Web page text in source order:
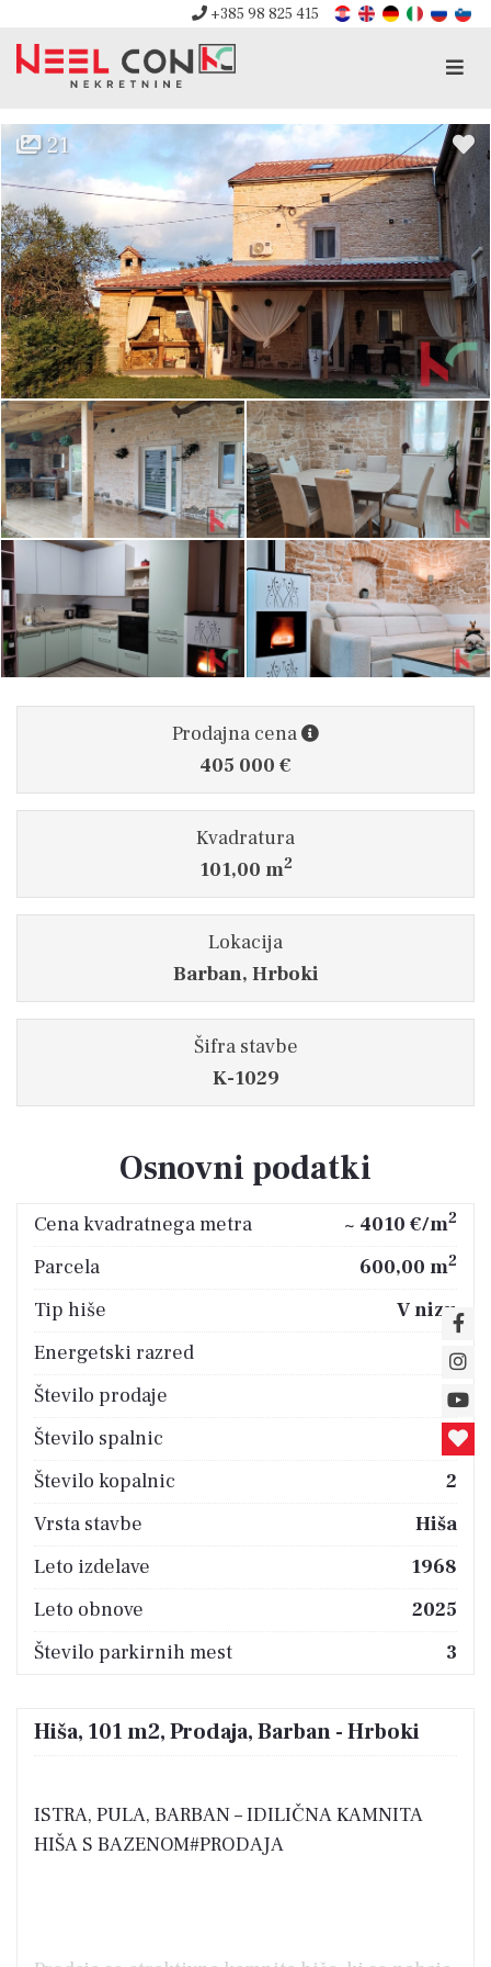
+385 98 825 415
21
Prodajna cena
405 000 €
Kvadratura
101,00 m2
Lokacija
Barban, Hrboki
Šifra stavbe
K-1029
Osnovni podatki
Cena kvadratnega metra ~ 4010 €/m2
Parcela 600,00 m2
Tip hiše
V nizu
Energetski razred
B
Število prodaje
4
Število spalnic
3
Število kopalnic
2
Vrsta stavbe
Hiša
Leto izdelave
1968
Leto obnove
2025
Število parkirnih mest
3
Hiša, 101 m2, Prodaja, Barban - Hrboki
ISTRA, PULA, BARBAN – IDILIČNA KAMNITA
HIŠA S BAZENOM#PRODAJA